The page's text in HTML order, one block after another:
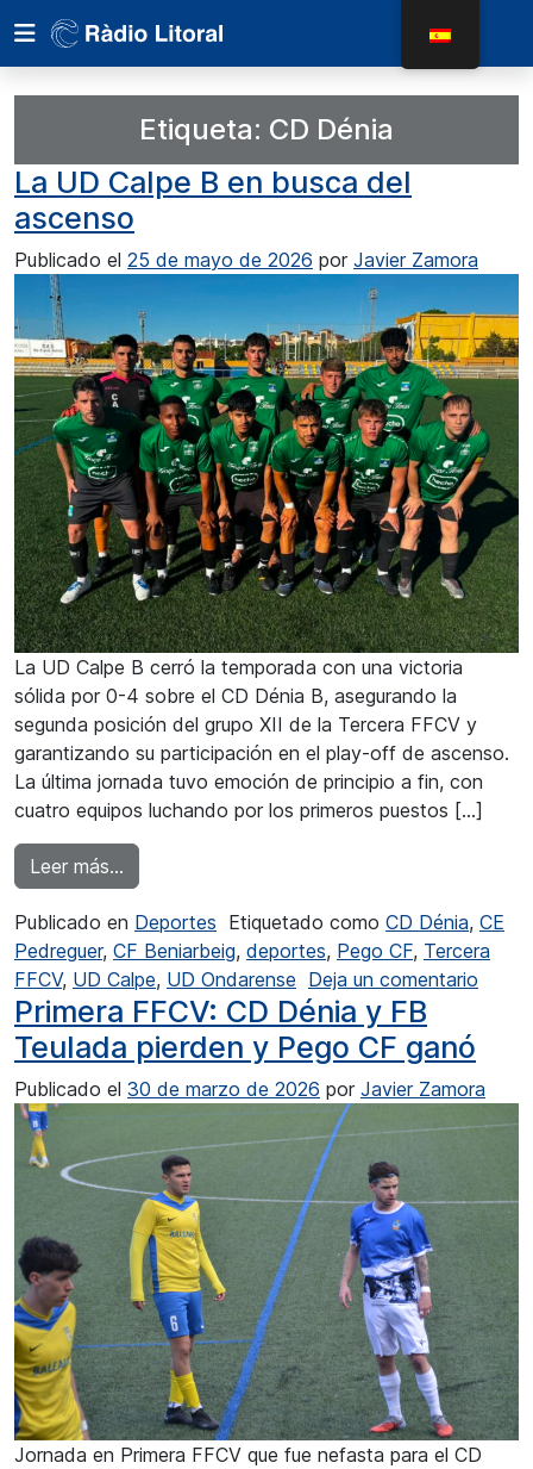
Etiqueta: CD Dénia
La UD Calpe B en busca del
ascenso
Publicado el 25 de mayo de 2026 por Javier Zamora
La UD Calpe B cerró la temporada con una victoria
sólida por 0-4 sobre el CD Dénia B, asegurando la
segunda posición del grupo XII de la Tercera FFCV y
garantizando su participación en el play-off de ascenso.
La última jornada tuvo emoción de principio a fin, con
cuatro equipos luchando por los primeros puestos […]
Leer más…
Publicado en Deportes Etiquetado como CD Dénia, CE
Pedreguer, CF Beniarbeig, deportes, Pego CF, Tercera
FFCV, UD Calpe, UD Ondarense Deja un comentario
Primera FFCV: CD Dénia y FB
Teulada pierden y Pego CF ganó
Publicado el 30 de marzo de 2026 por Javier Zamora
Jornada en Primera FFCV que fue nefasta para el CD